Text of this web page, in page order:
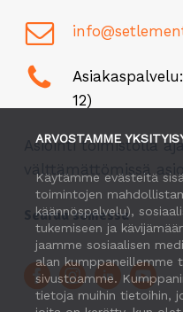
ARVOSTAMME
Käytämme evästeitä
toimintojen
käännöspalvelu),
tukemiseen ja
jaamme sosiaalisen
alan kumppaneillemme
sivustoamme.
tietoja muihin tietoihin,
12)
Asiointi toimistolla
välttämättömissä
Seuraa somessa